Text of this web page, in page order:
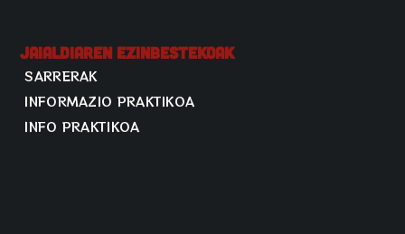
Jaialdiaren Ezinbestekoak
SARRERAK
INFORMAZIO PRAKTIKOA
INFO PRAKTIKOA